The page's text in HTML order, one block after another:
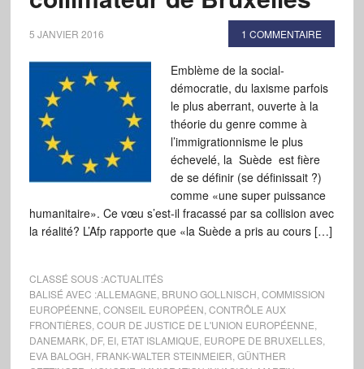
5 JANVIER 2016 1 COMMENTAIRE
Emblème de la social-
démocratie, du laxisme parfois
le plus aberrant, ouverte à la
théorie du genre comme à
l’immigrationnisme le plus
échevelé, la Suède est fière
de se définir (se définissait ?)
comme «une super puissance
humanitaire». Ce vœu s’est-il fracassé par sa collision avec
la réalité? L’Afp rapporte que «la Suède a pris au cours […]
CLASSÉ SOUS :ACTUALITÉS
BALISÉ AVEC :ALLEMAGNE BRUNO GOLLNISCH COMMISSION
EUROPÉENNE CONSEIL EUROPÉEN CONTRÔLE AUX
FRONTIÈRES, COUR DE JUSTICE DE L'UNION EUROPÉENNE
DANEMARK, DF, EI, ETAT ISLAMIQUE EUROPE DE BRUXELLES,
EVA BALOGH FRANK-WALTER STEINMEIER GÜNTHER